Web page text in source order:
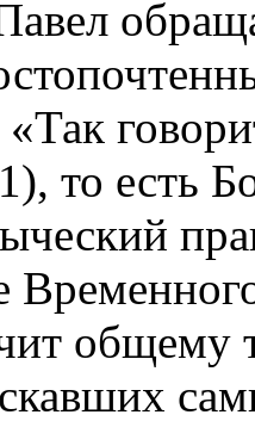
«Так
то есть
общему